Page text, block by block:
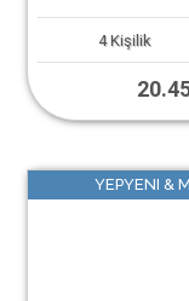
4 Kişilik
YEPYENI &